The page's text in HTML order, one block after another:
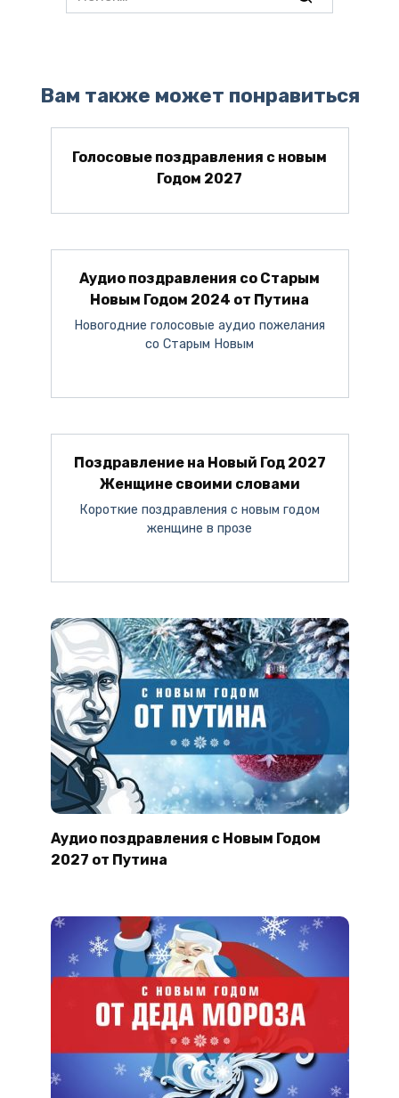
for:
Вам также может понравиться
Голосовые поздравления с новым
Годом 2027
Аудио поздравления со Старым
Новым Годом 2024 от Путина
Новогодние голосовые аудио пожелания
со Старым Новым
Поздравление на Новый Год 2027
Женщине своими словами
Короткие поздравления с новым годом
женщине в прозе
Аудио поздравления с Новым Годом
2027 от Путина